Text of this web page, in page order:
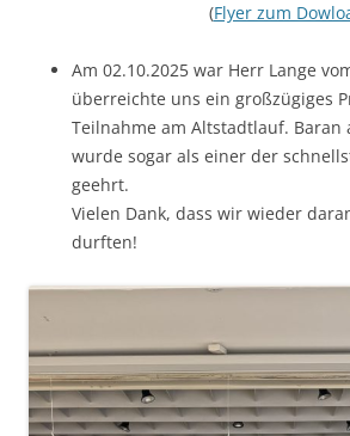
(Flyer zum
Am 02.10.2025 war Herr Lange
überreichte uns ein großzügiges
Teilnahme am Altstadtlauf. Baran
wurde sogar als einer der
geehrt.
Vielen Dank, dass wir wieder
durften!